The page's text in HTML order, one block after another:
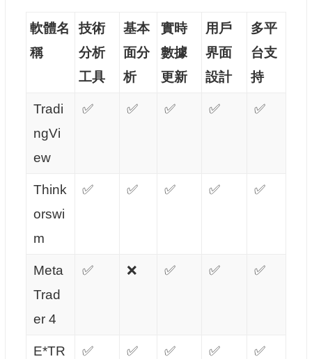
軟體名
稱
技術
分析
工具
基本
面分
析
實時
數據
更新
用戶
界面
設計
多平
台支
持
Tradi
ngVi
ew
✅ ✅ ✅ ✅ ✅
Think
orswi
m
✅ ✅ ✅ ✅ ✅
Meta
Trad
er 4
✅ ❌ ✅ ✅ ✅
E*TR
✅ ✅ ✅ ✅ ✅